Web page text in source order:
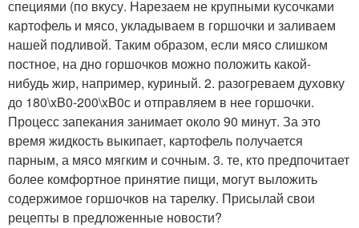
специями (по вкусу. Нарезаем не крупными кусочками
картофель и мясо, укладываем в горшочки и заливаем
нашей подливой. Таким образом, если мясо слишком
постное, на дно горшочков можно положить какой-
нибудь жир, например, куриный. 2. разогреваем духовку
до 180\xB0-200\xB0с и отправляем в нее горшочки.
Процесс запекания занимает около 90 минут. За это
время жидкость выкипает, картофель получается
парным, а мясо мягким и сочным. 3. те, кто предпочитает
более комфортное принятие пищи, могут выложить
содержимое горшочков на тарелку. Присылай свои
рецепты в предложенные новости?